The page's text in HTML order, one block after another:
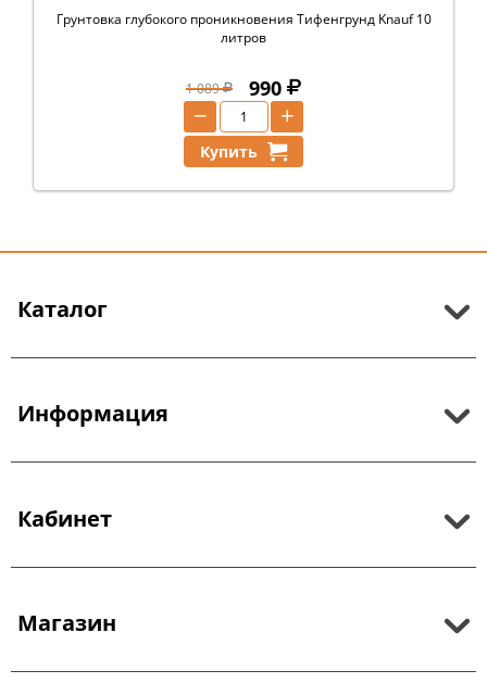
Грунтовка глубокого проникновения Тифенгрунд Knauf 10
литров
1 089 990
+
−
Купить
Каталог
Информация
Кабинет
Магазин